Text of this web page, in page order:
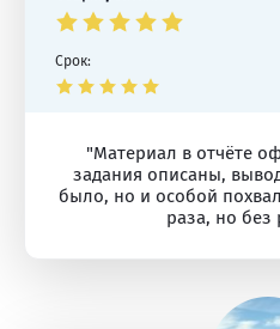
Срок:
"Материал в отчёте
задания описаны,
было, но и особой
раза, но без